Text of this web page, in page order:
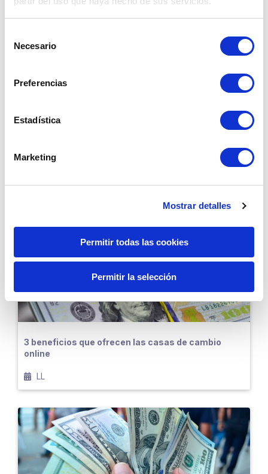
Necesario
Preferencias
Estadística
Marketing
Mostrar detalles
Permitir todas las cookies
Permitir la selección
mayores a $ 3,000.00 o su equivalente en
Otros artículos que te podrían interesar:
3 beneficios que ofrecen las casas de cambio
online
LL